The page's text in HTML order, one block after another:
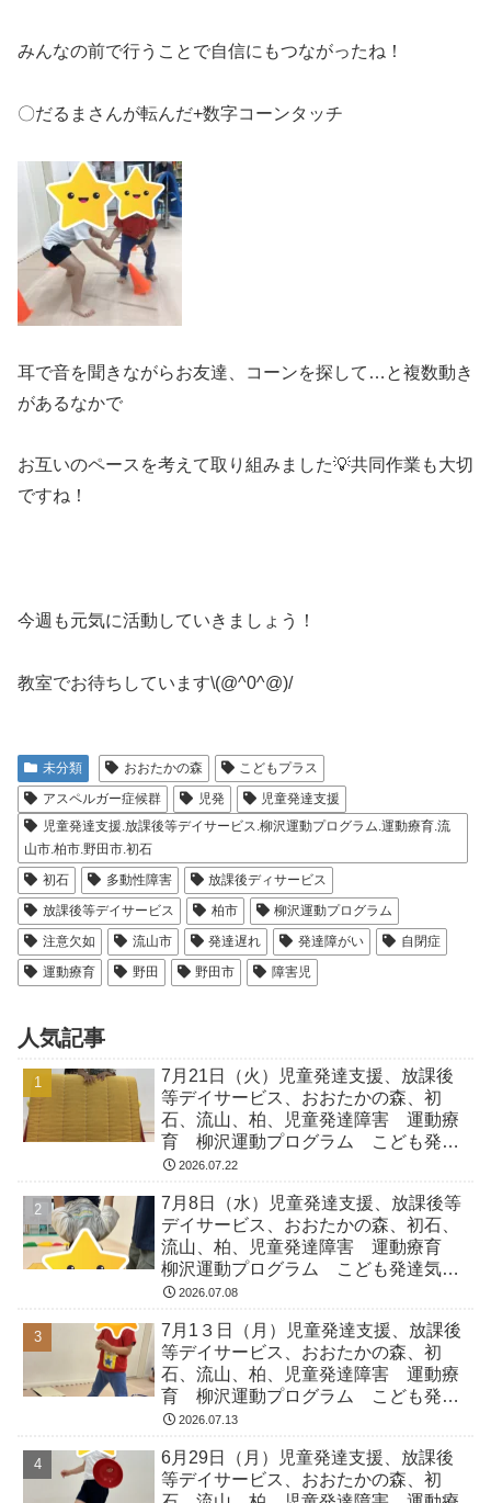
みんなの前で行うことで自信にもつながったね！
〇だるまさんが転んだ+数字コーンタッチ
耳で音を聞きながらお友達、コーンを探して…と複数動き
があるなかで
お互いのペースを考えて取り組みました💡共同作業も大切
ですね！
今週も元気に活動していきましょう！
教室でお待ちしています\(@^0^@)/
未分類 おおたかの森
こどもプラス
アスペルガー症候群
児発
児童発達支援
児童発達支援.放課後等デイサービス.柳沢運動プログラム.運動療育.流
山市.柏市.野田市.初石
初石
多動性障害
放課後ディサービス
放課後等デイサービス
柏市
柳沢運動プログラム
注意欠如
流山市 発達遅れ 発達障がい
自閉症
運動療育
野田 野田市 障害児
人気記事
7月21日（火）児童発達支援、放課後
等デイサービス、おおたかの森、初
石、流山、柏、児童発達障害 運動療
育 柳沢運動プログラム こども発達
気になる 発達障害 放デイ 自閉
2026.07.22
7月8日（水）児童発達支援、放課後等
デイサービス、おおたかの森、初石、
流山、柏、児童発達障害 運動療育
柳沢運動プログラム こども発達気に
なる 発達障害 放デイ 自閉症
2026.07.08
7月1３日（月）児童発達支援、放課後
等デイサービス、おおたかの森、初
石、流山、柏、児童発達障害 運動療
育 柳沢運動プログラム こども発達
気になる 発達障害 放デイ 自閉
2026.07.13
6月29日（月）児童発達支援、放課後
等デイサービス、おおたかの森、初